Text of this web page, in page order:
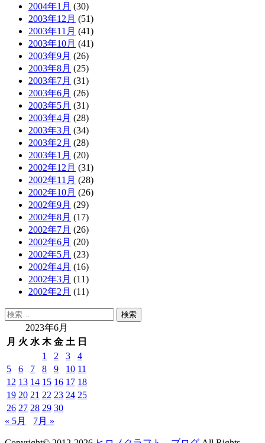
2004年1月 (30)
2003年12月 (51)
2003年11月 (41)
2003年10月 (41)
2003年9月 (26)
2003年8月 (25)
2003年7月 (31)
2003年6月 (26)
2003年5月 (31)
2003年4月 (28)
2003年3月 (34)
2003年2月 (28)
2003年1月 (20)
2002年12月 (31)
2002年11月 (28)
2002年10月 (26)
2002年9月 (29)
2002年8月 (17)
2002年7月 (26)
2002年6月 (20)
2002年5月 (23)
2002年4月 (16)
2002年3月 (11)
2002年2月 (11)
検
2023年6月
月 火 水 木 金 土 日
1
2 3
4
5
6 7 8 9 10 11
12 13 14 15 16 17 18
19 20 21 22 23 24 25
26 27 28 29 30
« 5月
7月 »